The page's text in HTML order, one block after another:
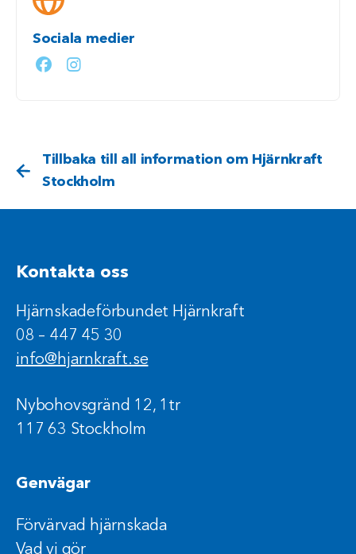
Sociala medier
facebook (Öppna i nytt fönster )
Tillbaka till all information om Hjärnkraft
Stockholm
Kontakta oss
Hjärnskadeförbundet Hjärnkraft
08 – 447 45 30
info@hjarnkraft.se
Nybohovsgränd 12, 1tr
117 63 Stockholm
Genvägar
Förvärvad hjärnskada
Vad vi gör